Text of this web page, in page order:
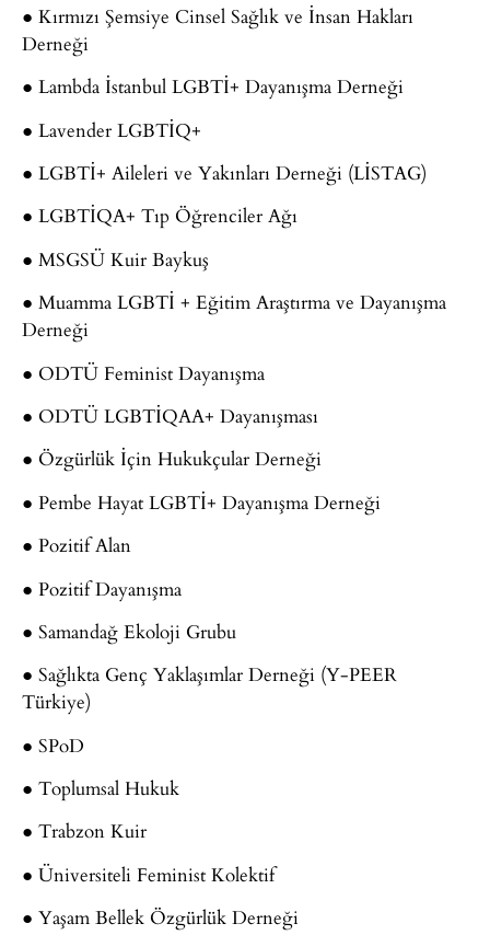
● Kırmızı Şemsiye Cinsel Sağlık ve İnsan Hakları
Derneği
● Lambda İstanbul LGBTİ+ Dayanışma Derneği
● Lavender LGBTİQ+
● LGBTİ+ Aileleri ve Yakınları Derneği (LİSTAG)
● LGBTİQA+ Tıp Öğrenciler Ağı
● MSGSÜ Kuir Baykuş
● Muamma LGBTİ + Eğitim Araştırma ve Dayanışma
Derneği
● ODTÜ Feminist Dayanışma
● ODTÜ LGBTİQAA+ Dayanışması
● Özgürlük İçin Hukukçular Derneği
● Pembe Hayat LGBTİ+ Dayanışma Derneği
● Pozitif Alan
● Pozitif Dayanışma
● Samandağ Ekoloji Grubu
● Sağlıkta Genç Yaklaşımlar Derneği (Y-PEER
Türkiye)
● SPoD
● Toplumsal Hukuk
● Trabzon Kuir
● Üniversiteli Feminist Kolektif
● Yaşam Bellek Özgürlük Derneği